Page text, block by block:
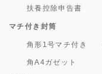
扶養控除申告書
マチ付き封筒
角形1号マチ付き
角A4ガゼット